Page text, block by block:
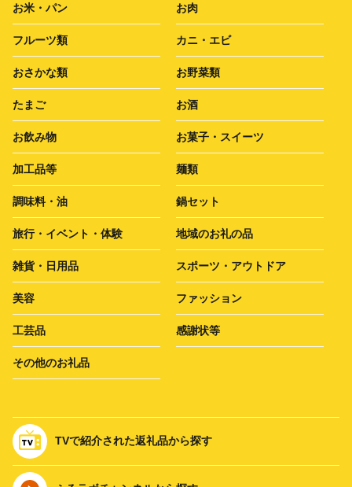
お米・パン お肉
フルーツ類 カニ・エビ
おさかな類 お野菜類
たまご お酒
お飲み物 お菓子・スイーツ
加工品等 麺類
調味料・油 鍋セット
旅行・イベント・体験 地域のお礼の品
雑貨・日用品 スポーツ・アウトドア
美容 ファッション
工芸品 感謝状等
その他のお礼品
TVで紹介された返礼品から探す